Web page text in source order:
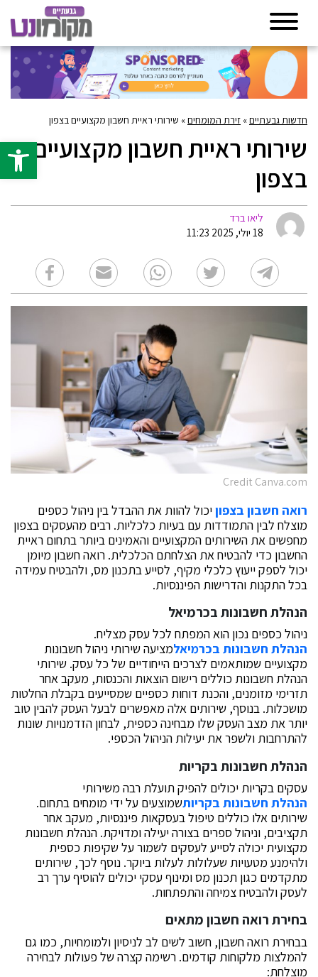
פתח
חדשות גבעתיים» זירת המומחים» שירותי ראיית חשבון מקצועיים בצפון
שירותי ראיית חשבון מקצועיים
בצפון
ליאו ברד
18 יולי, 2025 11:23
Credit Canva.com
רואה חשבון בצפוןיכול להוות את ההבדל בין ניהול כספים
מוצלח לבין התמודדות עם בעיות כלכליות. רבים מהעסקים בצפון
מחפשים את השירותים המקצועיים והאמינים ביותר בתחום ראיית
החשבון כדי להבטיח את הצלחתם הכלכלית. רואה חשבון מיומן
יכול לספק ייעוץ כלכלי מקיף, לסייע בתכנון מס, ולהבטיח עמידה
בכל התקנות והדרישות הפיננסיות.
הנהלת חשבונות בכרמיאל
ניהול כספים נכון הוא המפתח לכל עסק מצליח.
הנהלת חשבונות בכרמיאלמציעה שירותי ניהול חשבונות
מקצועיים שמותאמים לצרכים הייחודיים של כל עסק. שירותי
הנהלת חשבונות כוללים רישום הוצאות והכנסות, מעקב אחר
תזרימי מזומנים, והכנת דוחות כספיים שמסייעים בקבלת החלטות
מושכלות. בנוסף, שירותים אלה מאפשרים לבעל העסק להבין טוב
יותר את מצב העסק שלו מבחינה כספית, לבחון הזדמנויות שונות
להתרחבות ולשפר את יעילות הניהול הכספי.
הנהלת חשבונות בקריות
עסקים בקריות יכולים להפיק תועלת רבה משירותי
הנהלת חשבונות בקריותשמוצעים על ידי מומחים בתחום.
שירותים אלו כוללים טיפול בעסקאות פיננסיות, מעקב אחר
תקציבים, וניהול ספרים בצורה יעילה ומדויקת. הנהלת חשבונות
מקצועית יכולה לסייע לעסקים לשמור על שקיפות כספית
ולהימנע מטעויות שעלולות לעלות ביוקר. נוסף לכך, שירותים
מתקדמים כגון תכנון מס ומינוף עסקי יכולים להוסיף ערך רב
לעסק ולהבטיח צמיחה והתפתחות.
בחירת רואה חשבון מתאים
בבחירת רואה חשבון, חשוב לשים לב לניסיון ולמומחיות, כמו גם
להמלצות מלקוחות קודמים. רשימה קצרה של פעולות לבחירה
מוצלחת: